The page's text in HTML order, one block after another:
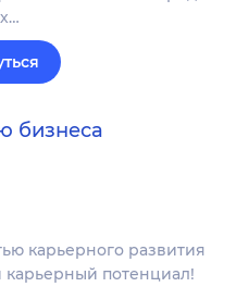
бизнеса
карьерного развития
карьерный потенциал!